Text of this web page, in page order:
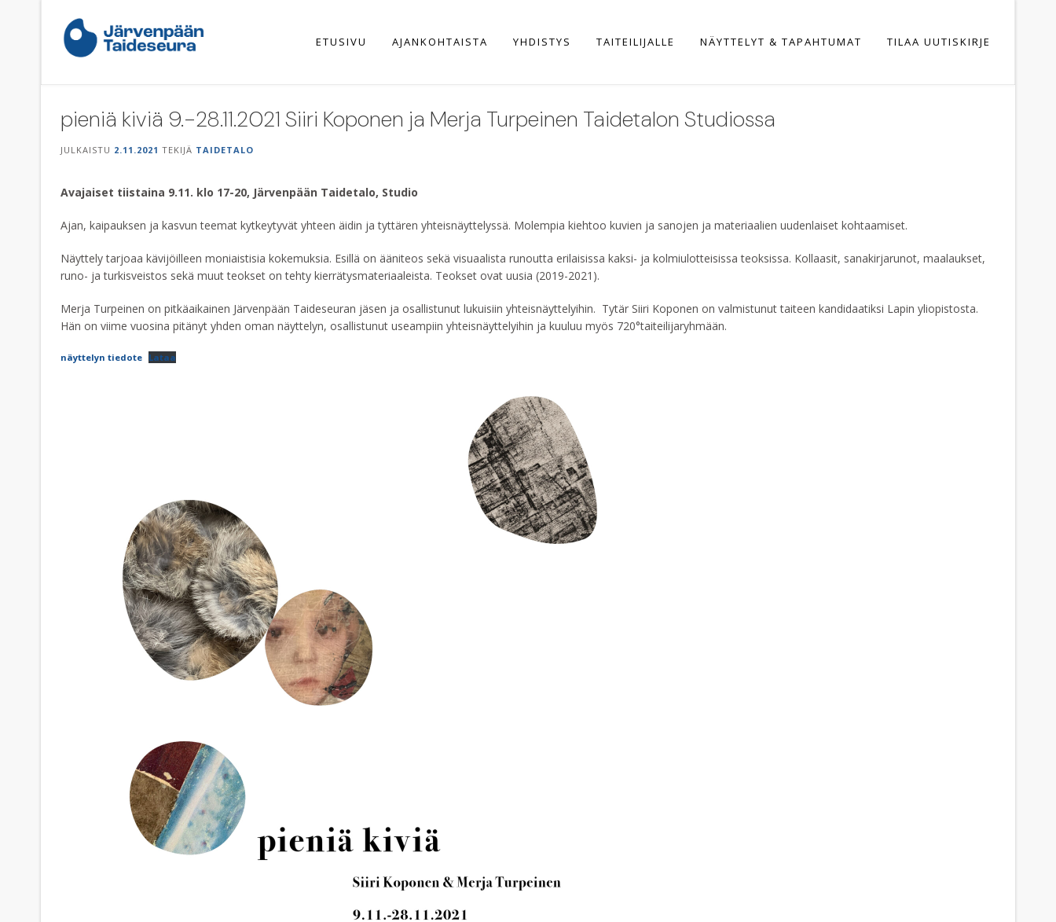
ETUSIVU AJANKOHTAISTA YHDISTYS TAITEILIJALLE NÄYTTELYT & TAPAHTUMAT TILAA UUTISKIRJE
pieniä kiviä 9.-28.11.2021 Siiri Koponen ja Merja Turpeinen Taidetalon Studiossa
JULKAISTU 2.11.2021 TEKIJÄ TAIDETALO
Avajaiset tiistaina 9.11. klo 17-20, Järvenpään Taidetalo, Studio
Ajan, kaipauksen ja kasvun teemat kytkeytyvät yhteen äidin ja tyttären yhteisnäyttelyssä. Molempia kiehtoo kuvien ja sanojen ja materiaalien uudenlaiset kohtaamiset.
Näyttely tarjoaa kävijöilleen moniaistisia kokemuksia. Esillä on ääniteos sekä visuaalista runoutta erilaisissa kaksi- ja kolmiulotteisissa teoksissa. Kollaasit, sanakirjarunot, maalaukset,
runo- ja turkisveistos sekä muut teokset on tehty kierrätysmateriaaleista. Teokset ovat uusia (2019-2021).
Merja Turpeinen on pitkäaikainen Järvenpään Taideseuran jäsen ja osallistunut lukuisiin yhteisnäyttelyihin. Tytär Siiri Koponen on valmistunut taiteen kandidaatiksi Lapin yliopistosta.
Hän on viime vuosina pitänyt yhden oman näyttelyn, osallistunut useampiin yhteisnäyttelyihin ja kuuluu myös 720°taiteilijaryhmään.
näyttelyn tiedote Lataa